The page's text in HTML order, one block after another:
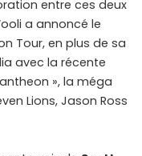
entre ces deux
a annoncé le
Tour, en plus de sa
avec la récente
», la méga
Lions, Jason Ross